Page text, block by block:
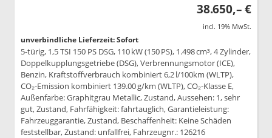
38.650,– €
incl. 19% MwSt.
unverbindliche Lieferzeit: Sofort
5-türig, 1,5 TSI 150 PS DSG, 110 kW (150 PS), 1.498 cm³, 4 Zylinder,
Doppelkupplungsgetriebe (DSG), Verbrennungsmotor (ICE),
Benzin, Kraftstoffverbrauch kombiniert 6,2 l/100km (WLTP),
CO₂-Emission kombiniert 139.00 g/km (WLTP), CO₂-Klasse E,
Außenfarbe: Graphitgrau Metallic, Zustand, Aussehen: 1, sehr
gut, Zustand, Fahrfähigkeit: fahrtauglich, Garantieleistung:
Fahrzeuggarantie, Zustand, Beschaffenheit: Keine Schäden
feststellbar, Zustand: unfallfrei, Fahrzeugnr.: 126216